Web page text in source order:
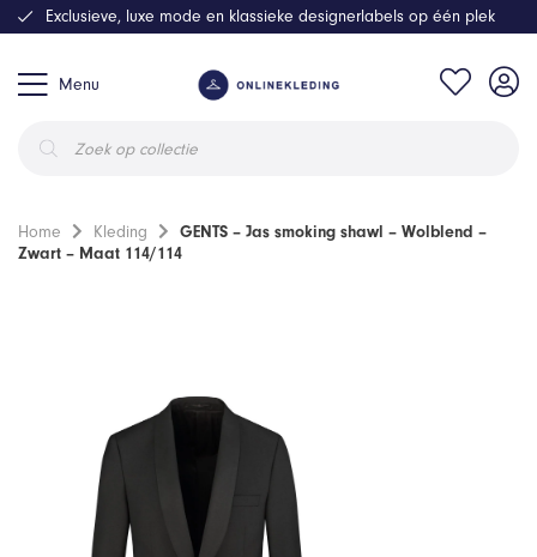
Menu
zoeken
Exclusieve, luxe mode en klassieke designerlabels op één plek
Home Kleding
GENTS – Jas smoking shawl – Wolblend –
Zwart – Maat 114/114